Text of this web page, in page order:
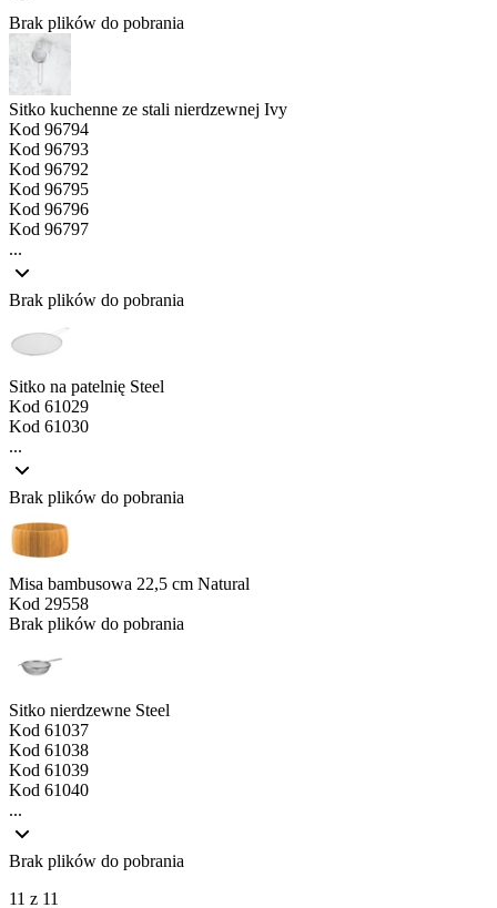
Brak plików do pobrania
Sitko kuchenne ze stali nierdzewnej Ivy
Kod 96794
Kod 96793
Kod 96792
Kod 96795
Kod 96796
Kod 96797
...
Brak plików do pobrania
Sitko na patelnię Steel
Kod 61029
Kod 61030
...
Brak plików do pobrania
Misa bambusowa 22,5 cm Natural
Kod 29558
Brak plików do pobrania
Sitko nierdzewne Steel
Kod 61037
Kod 61038
Kod 61039
Kod 61040
...
Brak plików do pobrania
11 z 11